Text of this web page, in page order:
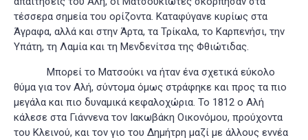
τέσσερα σημεία του ορίζοντα. Καταφύγανε κυρίως στα
Άγραφα, αλλά και στην Άρτα, τα Τρίκαλα, το Καρπενήσι, την
Υπάτη, τη Λαμία και τη Μενδενίτσα της Φθιώτιδας.
Μπορεί το Ματσούκι να ήταν ένα σχετικά εύκολο
θύμα για τον Αλή, σύντομα όμως στράφηκε και προς τα πιο
μεγάλα και πιο δυναμικά κεφαλοχώρια. Το 1812 ο Αλή
κάλεσε στα Γιάννενα τον Ιακωβάκη Οικονόμου, προύχοντα
του Κλεινού, και τον γιο του Δημήτρη μαζί με άλλους εννέα